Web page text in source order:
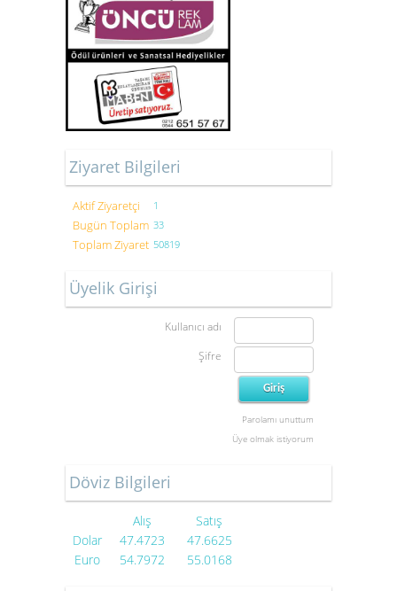
Ziyaret Bilgileri
Aktif Ziyaretçi 1
Bugün Toplam 33
Toplam Ziyaret 50819
Üyelik Girişi
Kullanıcı adı
Şifre
Parolamı unuttum
Üye olmak istiyorum
Döviz Bilgileri
Alış
Satış
Dolar
47.4723
47.6625
Euro
54.7972 55.0168